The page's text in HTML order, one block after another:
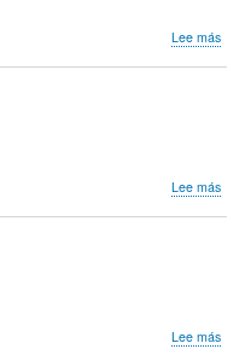
Lee más
Lee más
Lee más